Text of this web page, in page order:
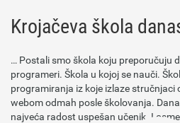
Krojačeva škola
… Postali smo škola koju preporučuju
programeri. Škola u kojoj se nauči.
programiranja iz koje izlaze stručnjaci
webom odmah posle školovanja.
najveća radost uspešan učenik. I